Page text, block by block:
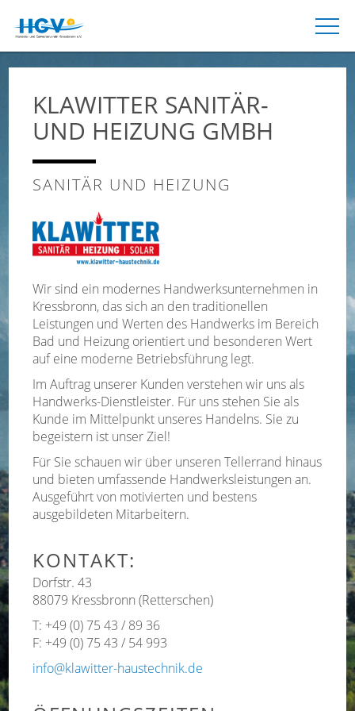
KLAWITTER SANITÄR-
UND HEIZUNG GMBH
SANITÄR UND HEIZUNG
Wir sind ein modernes Handwerksunternehmen in
Kressbronn, das sich an den traditionellen
Leistungen und Werten des Handwerks im Bereich
Bad und Heizung orientiert und besonderen Wert
auf eine moderne Betriebsführung legt.
Im Auftrag unserer Kunden verstehen wir uns als
Handwerks-Dienstleister. Für uns stehen Sie als
Kunde im Mittelpunkt unseres Handelns. Sie zu
begeistern ist unser Ziel!
Für Sie schauen wir über unseren Tellerrand hinaus
und bieten umfassende Handwerksleistungen an.
Ausgeführt von motivierten und bestens
ausgebildeten Mitarbeitern.
KONTAKT:
Dorfstr. 43
88079 Kressbronn (Retterschen)
T: +49 (0) 75 43 / 89 36
F: +49 (0) 75 43 / 54 993
info@klawitter-haustechnik.de